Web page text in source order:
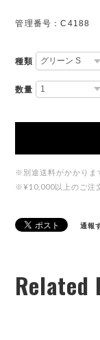
管理番号：C4188
種類
数量
※別途送料がかかりま
※¥10,000以上のご注
通報
Related